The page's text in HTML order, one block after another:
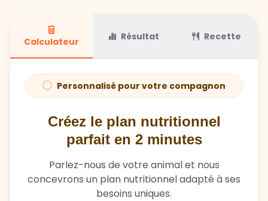
Calculateur Résultat Recette
Personnalisé pour votre compagnon
Créez le plan nutritionnel
parfait en 2 minutes
Parlez-nous de votre animal et nous
concevrons un plan nutritionnel adapté à ses
besoins uniques.